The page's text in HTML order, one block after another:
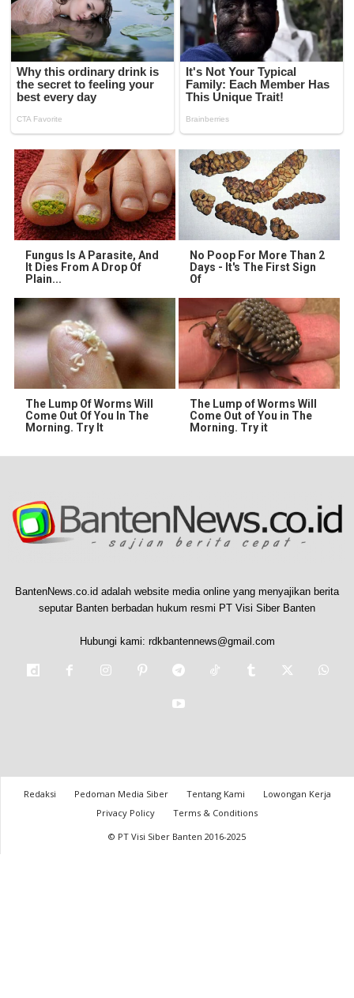
Fungus Is A Parasite, And
It Dies From A Drop Of
Plain...
No Poop For More Than 2
Days - It's The First Sign
Of
The Lump Of Worms Will
Come Out Of You In The
Morning. Try It
The Lump of Worms Will
Come Out of You in The
Morning. Try it
BantenNews.co.id adalah website media online yang menyajikan berita
seputar Banten berbadan hukum resmi PT Visi Siber Banten
Hubungi kami: rdkbantennews@gmail.com
Redaksi Pedoman Media Siber Tentang Kami
Lowongan Kerja
Privacy Policy
Terms & Conditions
© PT Visi Siber Banten 2016-2025